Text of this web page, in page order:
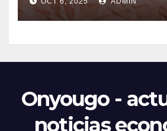
Onyougo -
noticias